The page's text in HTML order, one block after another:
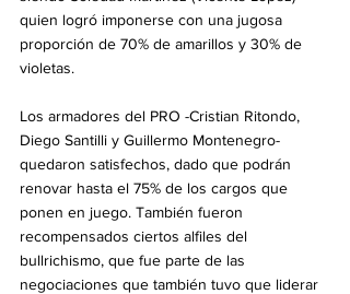
quien logró imponerse con una jugosa
proporción de 70% de amarillos y 30% de
violetas.
Los armadores del PRO -Cristian Ritondo,
Diego Santilli y Guillermo Montenegro-
quedaron satisfechos, dado que podrán
renovar hasta el 75% de los cargos que
ponen en juego. También fueron
recompensados ciertos alfiles del
bullrichismo, que fue parte de las
negociaciones que también tuvo que liderar